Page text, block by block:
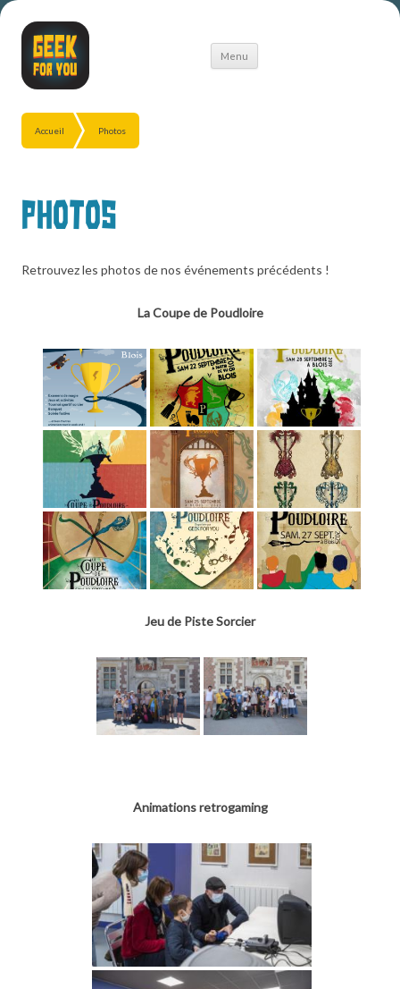
Menu
Aller
Accueil Photos
Photos
Retrouvez les photos de nos événements précédents !
La Coupe de Poudloire
Jeu de Piste Sorcier
Animations retrogaming